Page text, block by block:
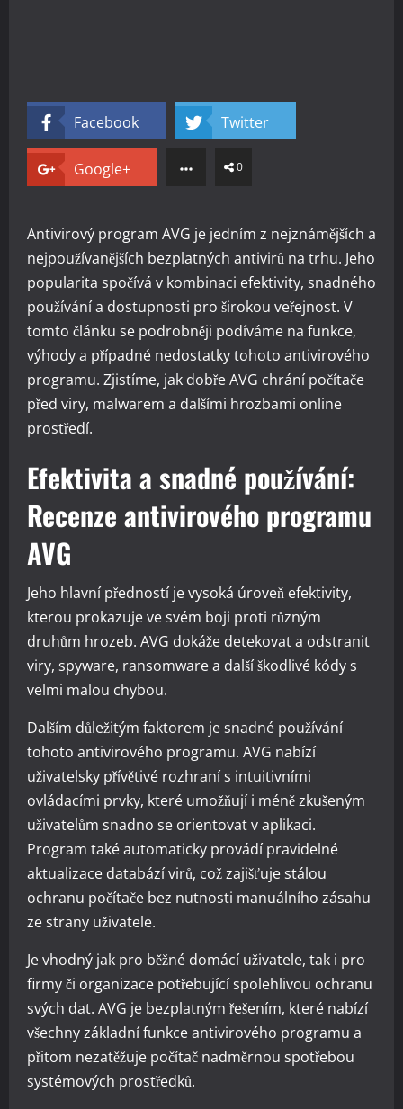
Facebook Twitter
Google+ 0
Antivirový program AVG je jedním z nejznámějších a
nejpoužívanějších bezplatných antivirů na trhu. Jeho
popularita spočívá v kombinaci efektivity, snadného
používání a dostupnosti pro širokou veřejnost. V
tomto článku se podrobněji podíváme na funkce,
výhody a případné nedostatky tohoto antivirového
programu. Zjistíme, jak dobře AVG chrání počítače
před viry, malwarem a dalšími hrozbami online
prostředí.
Efektivita a snadné používání:
Recenze antivirového programu
AVG
Jeho hlavní předností je vysoká úroveň efektivity,
kterou prokazuje ve svém boji proti různým
druhům hrozeb. AVG dokáže detekovat a odstranit
viry, spyware, ransomware a další škodlivé kódy s
velmi malou chybou.
Dalším důležitým faktorem je snadné používání
tohoto antivirového programu. AVG nabízí
uživatelsky přívětivé rozhraní s intuitivními
ovládacími prvky, které umožňují i méně zkušeným
uživatelům snadno se orientovat v aplikaci.
Program také automaticky provádí pravidelné
aktualizace databází virů, což zajišťuje stálou
ochranu počítače bez nutnosti manuálního zásahu
ze strany uživatele.
Je vhodný jak pro běžné domácí uživatele, tak i pro
firmy či organizace potřebující spolehlivou ochranu
svých dat. AVG je bezplatným řešením, které nabízí
všechny základní funkce antivirového programu a
přitom nezatěžuje počítač nadměrnou spotřebou
systémových prostředků.